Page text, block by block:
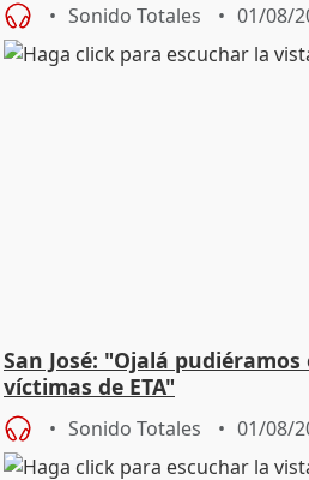
Sonido Totales 01/08/
San José: "Ojalá
víctimas de ETA"
Sonido Totales 01/08/